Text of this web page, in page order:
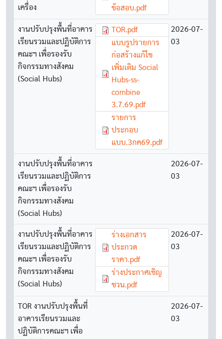
เครื่อง
ข้อสอบ.pdf
งานปรับปรุงพื้นที่อาคาร
เรียนรวมและปฏิบัติการ
คณะฯ เพื่อรองรับ
กิจกรรมทางสังคม
(Social Hubs)
Document
TOR.pdf
Document
แบบรูปรายการ
ก่อสร้างแก้ไข
เพิ่มเติม Social
Hubs-ss-
combine
3.7.69.pdf
Document
รายการ
ประกอบ
แบบ.3กค69.pdf
2026-07-
03
งานปรับปรุงพื้นที่อาคาร
เรียนรวมและปฏิบัติการ
คณะฯ เพื่อรองรับ
กิจกรรมทางสังคม
(Social Hubs)
2026-07-
03
งานปรับปรุงพื้นที่อาคาร
เรียนรวมและปฏิบัติการ
คณะฯ เพื่อรองรับ
กิจกรรมทางสังคม
(Social Hubs)
Document
ร่างเอกสาร
ประกวด
ราคา.pdf
Document
ร่างประกาศเชิญ
ชวน.pdf
2026-07-
03
TOR งานปรับปรุงพื้นที่
อาคารเรียนรวมและ
ปฏิบัติการคณะฯ เพื่อ
2026-07-
03